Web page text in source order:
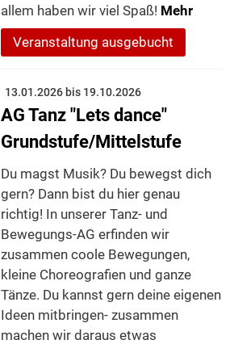
allem haben wir viel Spaß! Mehr
Veranstaltung ausgebucht
13.01.2026 bis 19.10.2026
AG Tanz "Lets dance"
Grundstufe/Mittelstufe
Du magst Musik? Du bewegst dich
gern? Dann bist du hier genau
richtig! In unserer Tanz- und
Bewegungs-AG erfinden wir
zusammen coole Bewegungen,
kleine Choreografien und ganze
Tänze. Du kannst gern deine eigenen
Ideen mitbringen- zusammen
machen wir daraus etwas